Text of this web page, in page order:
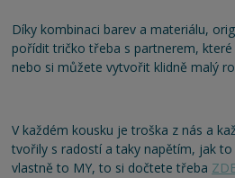
Díky kombinaci barev a materiálu,
pořídit tričko třeba s partnerem,
nebo si můžete vytvořit klidně malý
V každém kousku je troška z nás a
tvořily s radostí a taky napětím, jak
vlastně to MY, to si dočtete třeba